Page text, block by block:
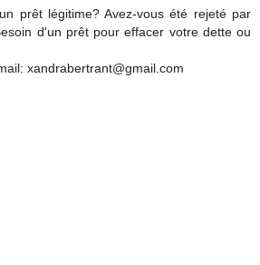
prêt légitime? Avez-vous été rejeté par
d'un prêt pour effacer votre dette ou
xandrabertrant@gmail.com